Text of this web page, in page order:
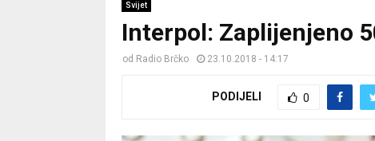
Svijet
Interpol: Zaplijenjeno
od Radio Brčko 23.10.2018 - 14:17
PODIJELI 0